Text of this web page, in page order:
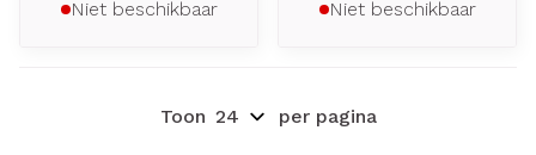
Niet beschikbaar Niet beschikbaar
Toon per pagina